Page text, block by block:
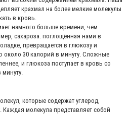
крахмал на более мелкие молекулы
в кровь.
намного больше времени, чем
сахароза. поглощённая нами в
превращается в глюкозу и
около 30 калорий в минуту. Сложные
и глюкоза поступает в кровь со
которые содержат углерод,
молекула представляет собой